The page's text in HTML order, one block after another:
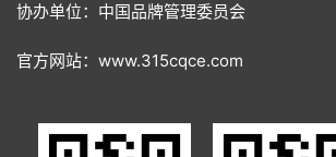
协办单位：中国品牌管理委员会
官方网站：www.315cqce.com